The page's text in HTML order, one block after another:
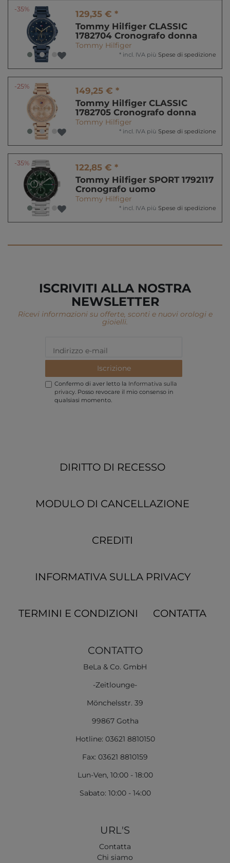
-35%
129,35 € *
Tommy Hilfiger CLASSIC
1782704 Cronografo donna
Tommy Hilfiger
* incl. IVA più Spese di spedizione
-25%
149,25 € *
Tommy Hilfiger CLASSIC
1782705 Cronografo donna
Tommy Hilfiger
* incl. IVA più Spese di spedizione
-35%
122,85 € *
Tommy Hilfiger SPORT 1792117
Cronografo uomo
Tommy Hilfiger
* incl. IVA più Spese di spedizione
ISCRIVITI ALLA NOSTRA
NEWSLETTER
Ricevi informazioni su offerte, sconti e nuovi orologi e
gioielli.
Iscrizione
Confermo di aver letto la Informativa sulla
privacy. Posso revocare il mio consenso in
qualsiasi momento.
DIRITTO DI RECESSO
MODULO DI CANCELLAZIONE
CREDITI
INFORMATIVA SULLA PRIVACY
TERMINI E CONDIZIONI CONTATTA
CONTATTO
BeLa & Co. GmbH
-Zeitlounge-
Mönchelsstr. 39
99867 Gotha
Hotline: 03621 8810150
Fax: 03621 8810159
Lun-Ven, 10:00 - 18:00
Sabato: 10:00 - 14:00
URL'S
Contatta
Chi siamo